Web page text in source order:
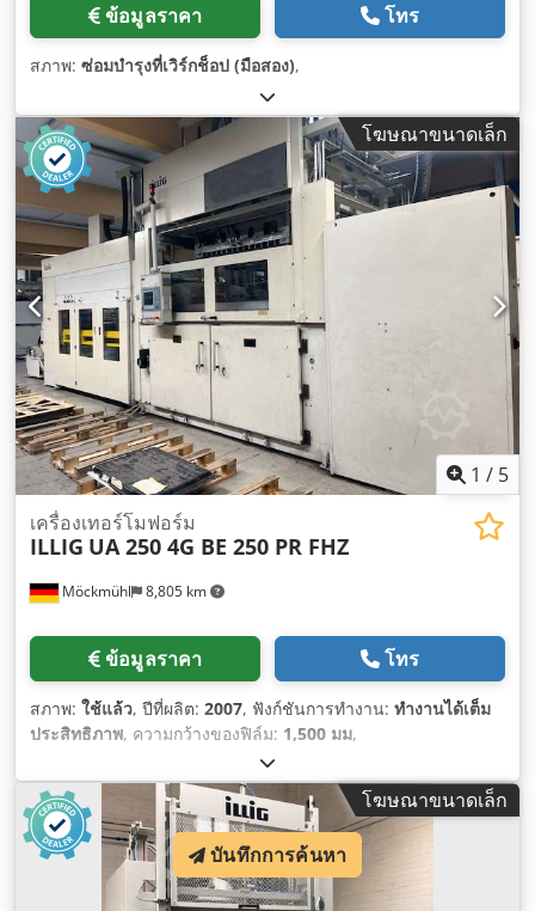
ข้อมูลราคา โทร
สภาพ: ซ่อมบำรุงที่เวิร์กช็อป (มือสอง),
โฆษณาขนาดเล็ก
1 / 5
Möckmühl 8,805 km
เครื่องเทอร์โมฟอร์ม
ILLIG UA 250 4G BE 250 PR FHZ
ข้อมูลราคา โทร
สภาพ: ใช้แล้ว, ปีที่ผลิต: 2007, ฟังก์ชันการทำงาน: ทำงานได้เต็ม
ประสิทธิภาพ, ความกว้างของฟิล์ม: 1,500 มม,
โฆษณาขนาดเล็ก
บันทึกการค้นหา